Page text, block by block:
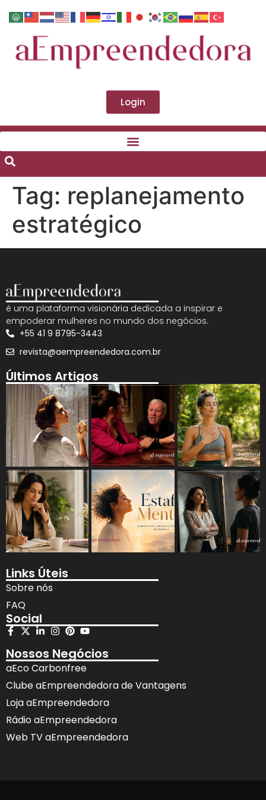
Login
Tag: replanejamento
estratégico
é uma plataforma visionária dedicada a inspirar e
empoderar mulheres no mundo dos negócios.
+55 41 9 8795-3443
revista@aempreendedora.com.br
Últimos Artigos
Links Úteis
Sobre nós
FAQ
Social
Nossos Negócios
aEco Carbonfree
Clube aEmpreendedora de Vantagens
Loja aEmpreendedora
Rádio aEmpreendedora
Web TV aEmpreendedora